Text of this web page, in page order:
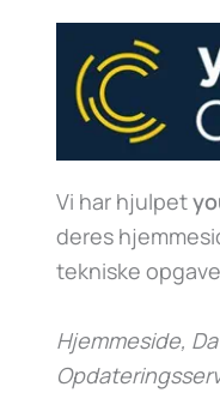
Vi har hjulpet
deres
tekniske
Hjemmeside,